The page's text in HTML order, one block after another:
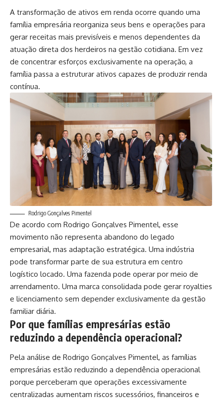
A transformação de ativos em renda ocorre quando uma
família empresária reorganiza seus bens e operações para
gerar receitas mais previsíveis e menos dependentes da
atuação direta dos herdeiros na gestão cotidiana. Em vez
de concentrar esforços exclusivamente na operação, a
família passa a estruturar ativos capazes de produzir renda
contínua.
Rodrigo Gonçalves Pimentel
De acordo com Rodrigo Gonçalves Pimentel, esse
movimento não representa abandono do legado
empresarial, mas adaptação estratégica. Uma indústria
pode transformar parte de sua estrutura em centro
logístico locado. Uma fazenda pode operar por meio de
arrendamento. Uma marca consolidada pode gerar royalties
e licenciamento sem depender exclusivamente da gestão
familiar diária.
Por que famílias empresárias estão
reduzindo a dependência operacional?
Pela análise de Rodrigo Gonçalves Pimentel, as famílias
empresárias estão reduzindo a dependência operacional
porque perceberam que operações excessivamente
centralizadas aumentam riscos sucessórios, financeiros e